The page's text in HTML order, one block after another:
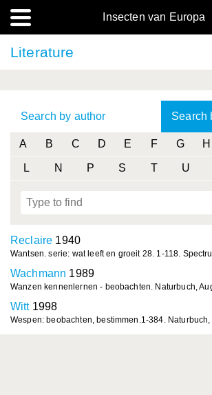
Insecten van Europa
Literature
Search by author Search
A B C D E F G H
L N P S T U
Reclaire 1940
Wantsen. serie: wat leeft en groeit 28. 1-118.
Wachmann 1989
Wanzen kennenlernen - beobachten. Naturbuch,
Witt1998
Wespen: beobachten, bestimmen.1-384. Naturbuch,